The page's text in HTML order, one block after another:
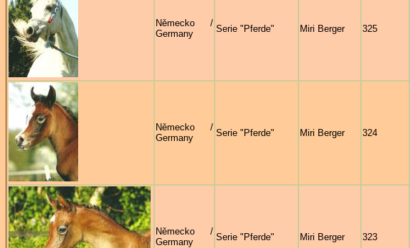
Německo /
Germany
Serie "Pferde" Miri Berger 325
Německo /
Germany
Serie "Pferde" Miri Berger 324
Německo /
Germany
Serie "Pferde" Miri Berger 323